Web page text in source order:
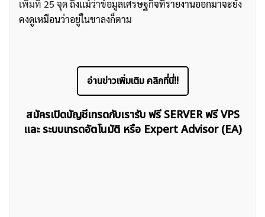
เพิ่มที่ 25 จุดถึงเเม้ว่าข้อมูลเศรษฐกิจที่รายงานออกมาจะยัง
คงดูเหมือนว่าอยู่ในขาลงก็ตาม
อ่านข่าวเพิ่มเติม คลิกที่นี่!!
สมัครเปิดบัญชีเทรดกับเรารับ ฟรี SERVER ฟรี VPS
และ ระบบเทรดอัตโนมัติ หรือ Expert Advisor (EA)